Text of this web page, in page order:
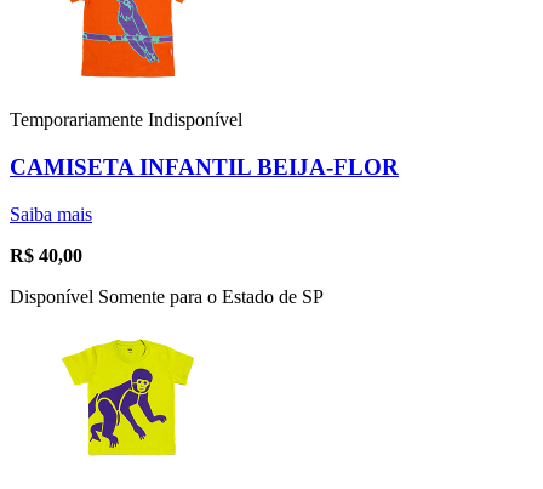
Temporariamente Indisponível
CAMISETA INFANTIL BEIJA-FLOR
Saiba mais
R$ 40,00
Disponível Somente para o Estado de SP